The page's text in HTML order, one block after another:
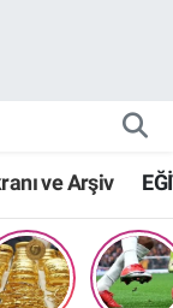
ve Arşiv